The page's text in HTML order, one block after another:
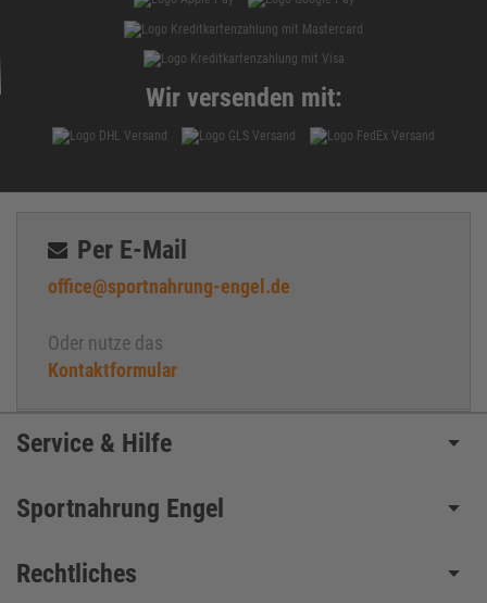
Wir versenden mit:
Per E-Mail
office@sportnahrung-engel.de
Oder nutze das
Kontaktformular
Service & Hilfe
Sportnahrung Engel
Rechtliches